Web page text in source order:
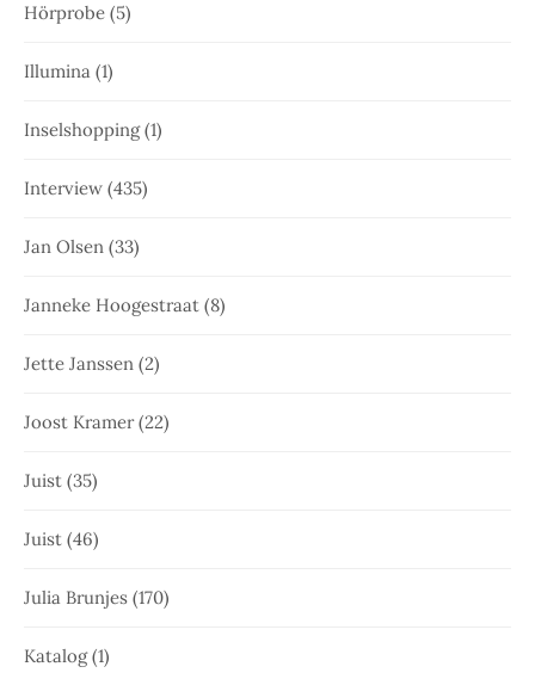
Hörprobe (5)
Illumina (1)
Inselshopping(1)
Interview (435)
Jan Olsen (33)
Janneke Hoogestraat (8)
Jette Janssen (2)
Joost Kramer(22)
Juist (35)
Juist (46)
Julia Brunjes (170)
Katalog(1)